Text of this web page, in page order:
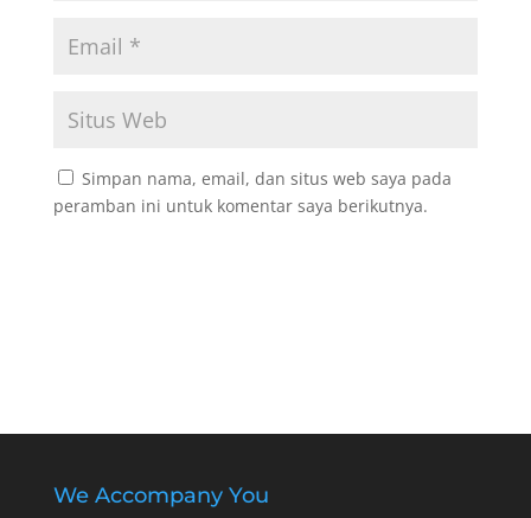
Simpan nama, email, dan situs web saya pada
peramban ini untuk komentar saya berikutnya.
We Accompany You